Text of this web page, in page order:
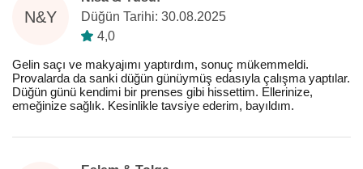
N&Y
Düğün Tarihi: 30.08.2025
4,0
Gelin saçı ve makyajımı yaptırdım, sonuç mükemmeldi.
Provalarda da sanki düğün günüymüş edasıyla çalışma yaptılar.
Düğün günü kendimi bir prenses gibi hissettim. Ellerinize,
emeğinize sağlık. Kesinlikle tavsiye ederim, bayıldım.